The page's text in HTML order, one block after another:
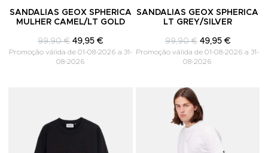
SANDALIAS GEOX SPHERICA
MULHER CAMEL/LT GOLD
99,90 € 49,95 €
Promoção válida de 01-08-2026 a 31-
08-2026
SANDALIAS GEOX SPHERICA
LT GREY/SILVER
99,90 € 49,95 €
Promoção válida de 01-08-2026 a 31-
08-2026
Adicionar aos Favoritos